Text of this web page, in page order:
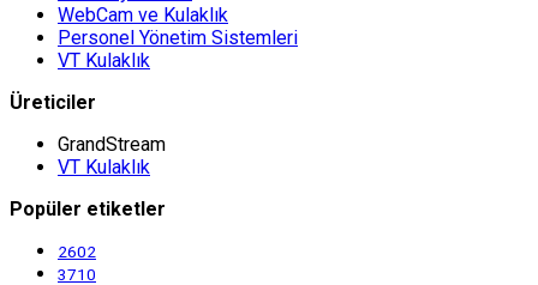
WebCam ve Kulaklık
Personel Yönetim Sistemleri
VT Kulaklık
Üreticiler
GrandStream
VT Kulaklık
Popüler etiketler
2602
3710